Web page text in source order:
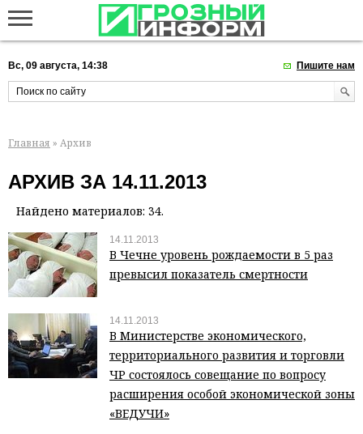
Вс, 09 августа, 14:38 Пишите нам
Главная » Архив
АРХИВ ЗА 14.11.2013
Найдено материалов: 34.
14.11.2013
В Чечне уровень рождаемости в 5 раз
превысил показатель смертности
14.11.2013
В Министерстве экономического,
территориального развития и торговли
ЧР состоялось совещание по вопросу
расширения особой экономической зоны
«ВЕДУЧИ»